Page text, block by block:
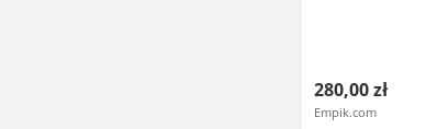
280,00 zł
Empik.com